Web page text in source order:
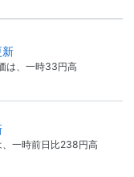
は、一時33円高
一時前日比238円高